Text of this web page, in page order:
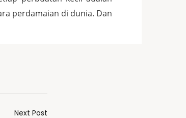
perdamaian di dunia. Dan
Next Post